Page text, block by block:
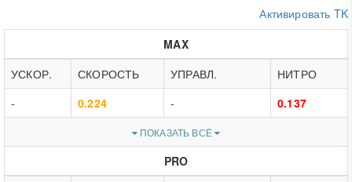
Активировать TK
MAX
УСКОР.
СКОРОСТЬ УПРАВЛ.
НИТРО
-
0.224 - 0.137
ПОКАЗАТЬ ВСЁ
PRO